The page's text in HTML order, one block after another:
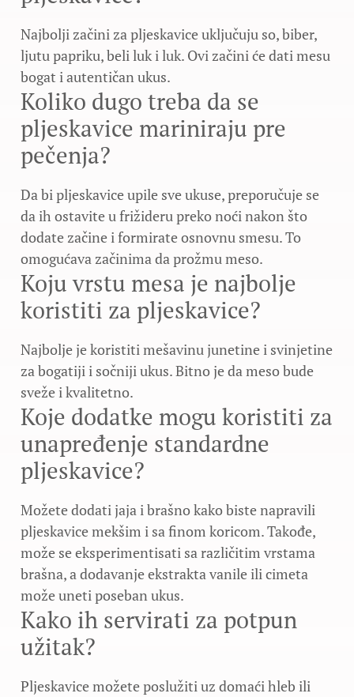
Najbolji začini za pljeskavice uključuju so, biber,
ljutu papriku, beli luk i luk. Ovi začini će dati mesu
bogat i autentičan ukus.
Koliko dugo treba da se
pljeskavice mariniraju pre
pečenja?
Da bi pljeskavice upile sve ukuse, preporučuje se
da ih ostavite u frižideru preko noći nakon što
dodate začine i formirate osnovnu smesu. To
omogućava začinima da prožmu meso.
Koju vrstu mesa je najbolje
koristiti za pljeskavice?
Najbolje je koristiti mešavinu junetine i svinjetine
za bogatiji i sočniji ukus. Bitno je da meso bude
sveže i kvalitetno.
Koje dodatke mogu koristiti za
unapređenje standardne
pljeskavice?
Možete dodati jaja i brašno kako biste napravili
pljeskavice mekšim i sa finom koricom. Takođe,
može se eksperimentisati sa različitim vrstama
brašna, a dodavanje ekstrakta vanile ili cimeta
može uneti poseban ukus.
Kako ih servirati za potpun
užitak?
Pljeskavice možete poslužiti uz domaći hleb ili